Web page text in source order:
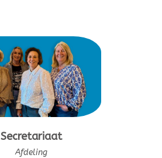
Secretariaat
Afdeling